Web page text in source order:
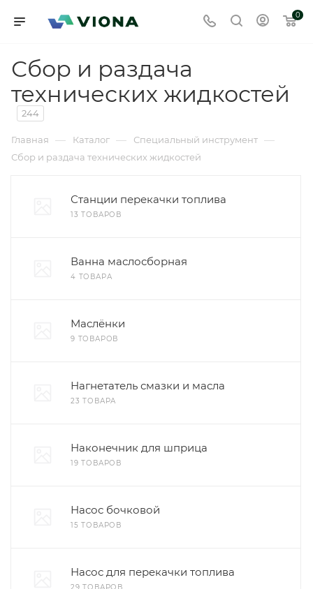
0
Сбор и раздача
технических жидкостей
244
Главная — Каталог — Специальный инструмент —
Сбор и раздача технических жидкостей
Станции перекачки топлива
13 ТОВАРОВ
Ванна маслосборная
4 ТОВАРА
Маслёнки
9 ТОВАРОВ
Нагнетатель смазки и масла
23 ТОВАРА
Наконечник для шприца
19 ТОВАРОВ
Насос бочковой
15 ТОВАРОВ
Насос для перекачки топлива